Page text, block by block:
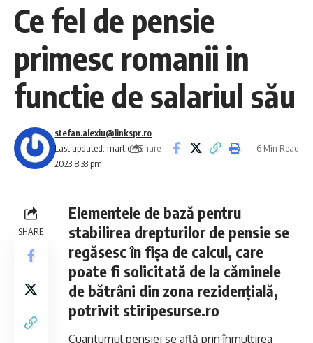
Ce fel de pensie
primesc romanii in
functie de salariul său
Last updated: martie 16,
2023 8:33 pm
stefan.alexiu@linkspr.ro
Share
6 Min Read
SHARE
Elementele de bază pentru
stabilirea drepturilor de pensie se
regăsesc în fișa de calcul, care
poate fi solicitată de la căminele
de bătrâni din zona rezidențială,
potrivit stiripesurse.ro
Cuantumul pensiei se află prin înmulţirea